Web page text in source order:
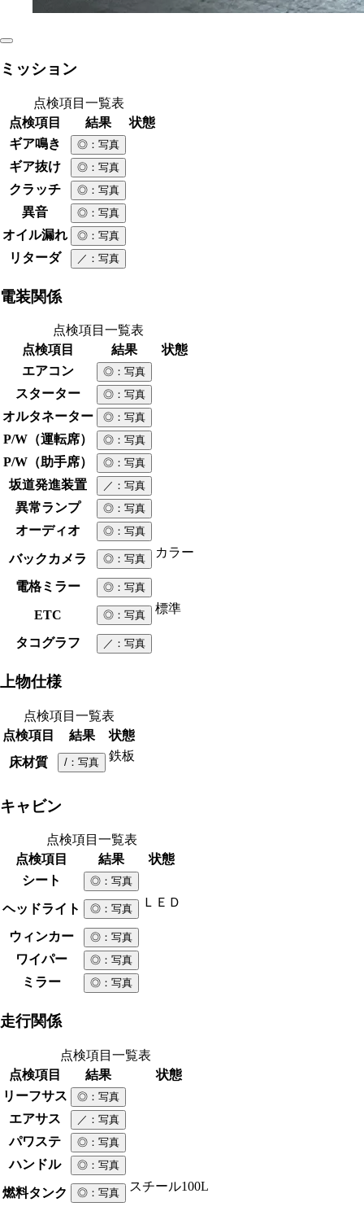
ミッション
点検項目一覧表
点検項目
結果
状態
ギア鳴き
◎ ：写真
ギア抜け ◎ ：写真
クラッチ ◎ ：写真
異音 ◎ ：写真
オイル漏れ ◎ ：写真
リターダ ／ ：写真
電装関係
点検項目一覧表
点検項目
結果
状態
エアコン
◎ ：写真
スターター ◎ ：写真
オルタネーター ◎ ：写真
P/W（運転席） ◎ ：写真
P/W（助手席） ◎ ：写真
坂道発進装置 ／ ：写真
異常ランプ ◎ ：写真
オーディオ ◎ ：写真
バックカメラ ◎ ：写真 カラー
電格ミラー ◎ ：写真
ETC ◎ ：写真 標準
タコグラフ ／ ：写真
上物仕様
点検項目一覧表
点検項目
結果
状態
床材質
/ ：写真 鉄板
キャビン
点検項目一覧表
点検項目
結果
状態
シート
◎ ：写真
ヘッドライト ◎ ：写真 ＬＥＤ
ウィンカー ◎ ：写真
ワイパー ◎ ：写真
ミラー ◎ ：写真
走行関係
点検項目一覧表
点検項目
結果
状態
リーフサス
◎ ：写真
エアサス ／ ：写真
パワステ ◎ ：写真
ハンドル ◎ ：写真
燃料タンク ◎ ：写真 スチール100L